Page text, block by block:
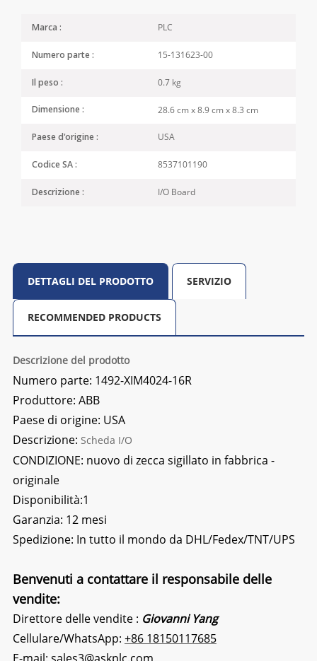
Marca : PLC
Numero parte : 15-131623-00
Il peso : 0.7 kg
Dimensione : 28.6 cm x 8.9 cm x 8.3 cm
Paese d'origine : USA
Codice SA : 8537101190
Descrizione : I/O Board
DETTAGLI DEL PRODOTTO SERVIZIO
RECOMMENDED PRODUCTS
Descrizione del prodotto
Numero parte: 1492-XIM4024-16R
Produttore: ABB
Paese di origine: USA
Descrizione: Scheda I/O
CONDIZIONE: nuovo di zecca sigillato in fabbrica -
originale
Disponibilità:1
Garanzia: 12 mesi
Spedizione: In tutto il mondo da DHL/Fedex/TNT/UPS
Benvenuti a contattare il responsabile delle
vendite:
Direttore delle vendite : Giovanni Yang
Cellulare/WhatsApp: +86 18150117685
E-mail: sales3@askplc.com